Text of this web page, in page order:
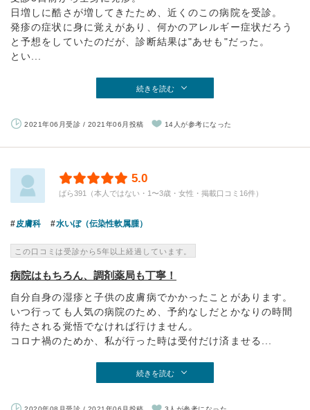
日増しに酷さが増してきたため、近くのこの病院を受診。
発疹の症状に身に覚えがあり、何かのアレルギー症状だろう
と予想をしていたのだが、診断結果は"あせも"だった。
とい...
続きを読む
2021年06月受診 / 2021年06月投稿 14人が参考になった
5.0
ばら391（本人ではない・1〜3歳・女性・掲載口コミ16件）
皮膚科 水いぼ（伝染性軟属腫）
この口コミは受診から5年以上経過しています。
病院はもちろん、調剤薬局も丁寧！
自分自身の湿疹と子供の皮膚病でかかったことがあります。
いつ行っても人気の病院のため、予約なしだとかなりの時間
待たされる覚悟でなければ行けません。
コロナ禍のためか、私が行った時は受付だけ済ませる...
続きを読む